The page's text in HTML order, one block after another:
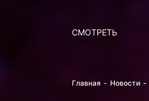
СМОТРЕТЬ
Главная Новости